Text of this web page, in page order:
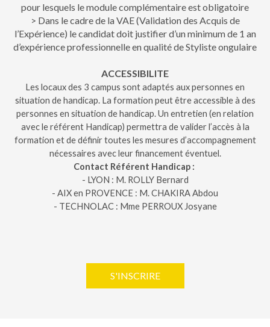
pour lesquels le module complémentaire est obligatoire
> Dans le cadre de la VAE (Validation des Acquis de
l’Expérience) le candidat doit justifier d’un minimum de 1 an
d’expérience professionnelle en qualité de Styliste ongulaire
ACCESSIBILITE
Les locaux des 3 campus sont adaptés aux personnes en
situation de handicap. La formation peut être accessible à des
personnes en situation de handicap. Un entretien (en relation
avec le référent Handicap) permettra de valider l’accès à la
formation et de définir toutes les mesures d’accompagnement
nécessaires avec leur financement éventuel.
Contact Référent Handicap :
- LYON : M. ROLLY Bernard
- AIX en PROVENCE : M. CHAKIRA Abdou
- TECHNOLAC : Mme PERROUX Josyane
S'INSCRIRE